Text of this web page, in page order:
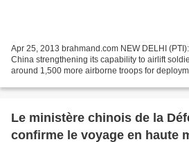
Apr 25, 2013 brahmand.com NEW DELHI
China strengthening its capability to airlift
around 1,500 more airborne troops for
Le ministère chinois de la
confirme le voyage en haute